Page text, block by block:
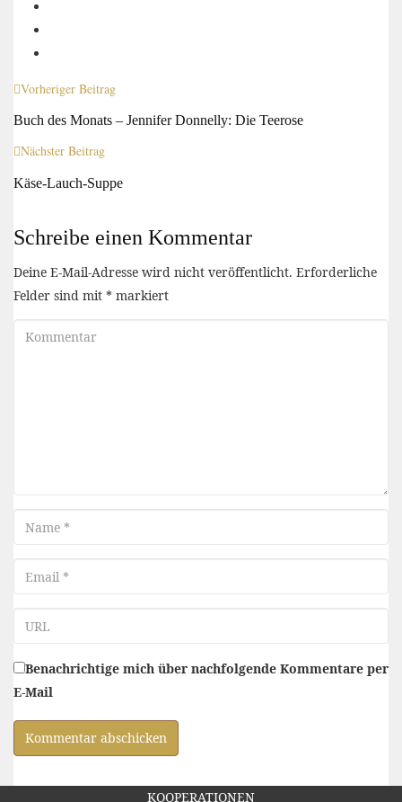
Vorheriger Beitrag
Buch des Monats – Jennifer Donnelly: Die Teerose
Nächster Beitrag
Käse-Lauch-Suppe
Schreibe einen Kommentar
Deine E-Mail-Adresse wird nicht veröffentlicht. Erforderliche
Felder sind mit * markiert
Kommentar
Name
Email
Benachrichtige mich über nachfolgende Kommentare per
E-Mail
KOOPERATIONEN